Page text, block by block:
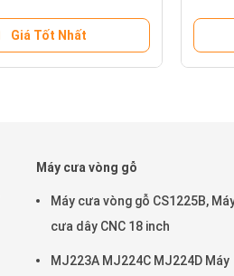
Giá Tốt Nhất
Máy cưa vòng gỗ
Máy cưa vòng gỗ CS1225B,
cưa dây CNC 18 inch
MJ223A MJ224C MJ224D Máy